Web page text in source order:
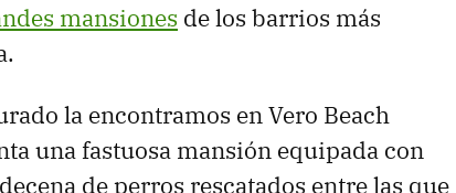
mansiones de los barrios más
la encontramos en Vero Beach
una fastuosa mansión equipada con
de perros rescatados entre las que